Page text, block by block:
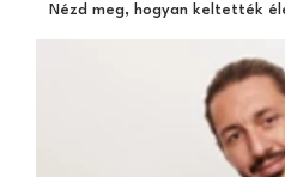
Nézd meg, hogyan keltették